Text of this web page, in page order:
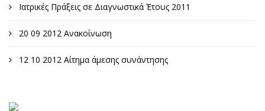
Ιατρικές Πράξεις σε Διαγνωστικά Έτους 2011
20 09 2012 Ανακοίνωση
12 10 2012 Αίτημα άμεσης συνάντησης